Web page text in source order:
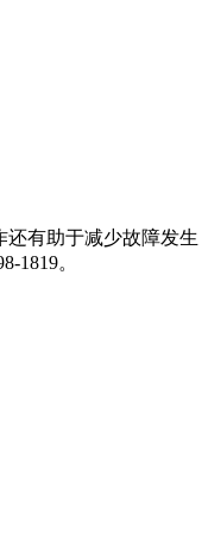
有助于减少故障发生
1819。